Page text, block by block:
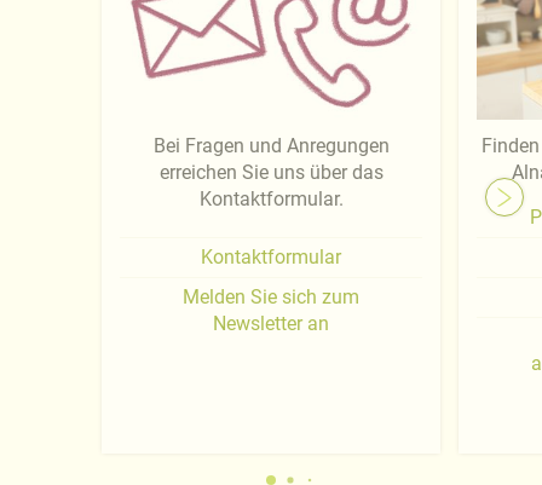
Bei Fragen und Anregungen
erreichen Sie uns über das
Kontaktformular.
Kontaktformular
Melden Sie sich zum
Newsletter an